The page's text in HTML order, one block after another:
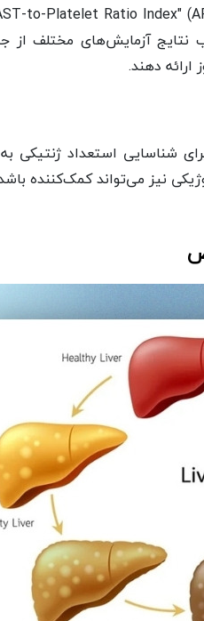
نتایج آزمایش‌های مختلف از
دهند.
شناسایی استعداد
نیز می‌تواند کمک‌کننده